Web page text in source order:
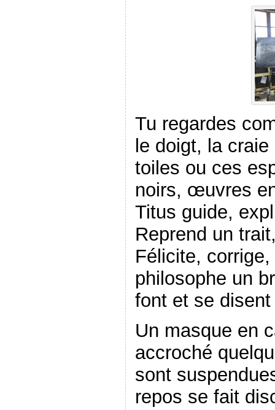
Tu regardes
le doigt, la
toiles ou ces
noirs, œuvres
Titus guide,
Reprend un
Félicite,
philosophe un
font et se
Un masque en
accroché
sont
repos se fait